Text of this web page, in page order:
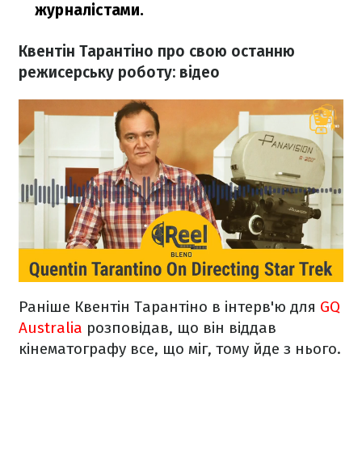
журналістами.
Квентін Тарантіно про свою останню
режисерську роботу: відео
Раніше Квентін Тарантіно в інтерв'ю для GQ
Australia розповідав, що він віддав
кінематографу все, що міг, тому йде з нього.